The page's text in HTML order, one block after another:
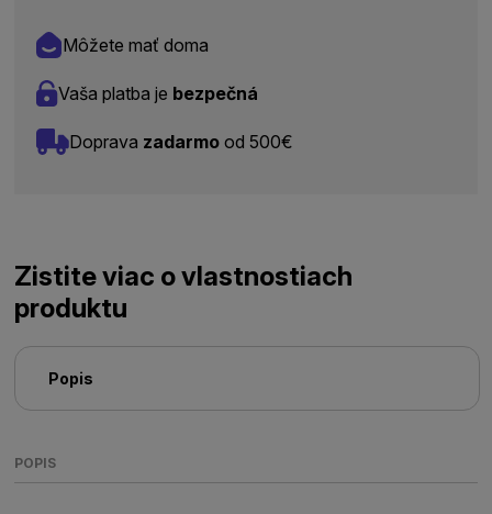
Môžete mať doma
Vaša platba je bezpečná
Doprava zadarmo od 500€
Zistite viac o vlastnostiach
produktu
Popis
POPIS